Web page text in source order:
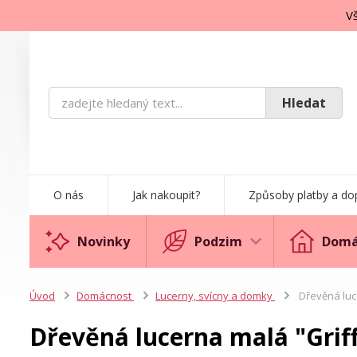
O nás Jak nakoupit? Způsoby platby a
Hledat
Novinky Podzim
Úvod Domácnost Lucerny, svícny a domky Dřevěná
Dřevěná lucerna malá